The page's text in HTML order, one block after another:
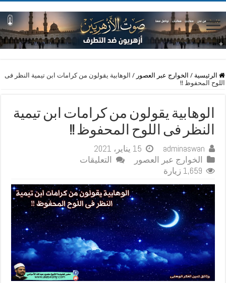
الرئيسية / الخوارج عبر العصور / الوهابية يقولون من كرامات ابن تيمية النظر فى
اللوح المحفوظ !!
الوهابية يقولون من كرامات ابن تيمية
النظر فى اللوح المحفوظ !!
adminaswan
15 يناير، 2021
الخوارج عبر العصور
التعليقات
من
كرامات
ابن
تيمية
النظر
فى
اللوح
المحفوظ
1,659 زيارة